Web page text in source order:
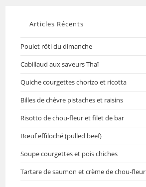
Articles Récents
Poulet rôti du dimanche
Cabillaud aux saveurs Thaï
Quiche courgettes chorizo et ricotta
Billes de chèvre pistaches et raisins
Risotto de chou-fleur et filet de bar
Bœuf effiloché (pulled beef)
Soupe courgettes et pois chiches
Tartare de saumon et crème de chou-fleur